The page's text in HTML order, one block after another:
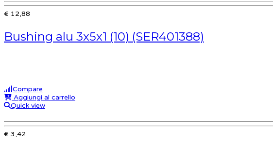
€ 12,88
Bushing alu 3x5x1 (10) (SER401388)
Compare
Aggiungi al carrello
Quick view
€ 3,42